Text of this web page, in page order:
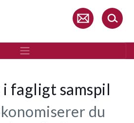
fagligt samspil
du